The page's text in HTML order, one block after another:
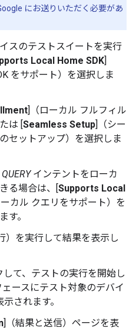
にお送りいただく必要があ
スのテストスイートを実行
Local Home SDK]
をサポート）を選択しま
]（ローカル フルフィル
は [Seamless Setup]（シー
セットアップ）を選択しま
QUERYインテントをローカ
る場合は、[Supports Local
カル クエリをサポート）を
す。
）を実行して結果を表示し
して、テストの実行を開始し
ェースにテスト対象のデバイ
されます。
]（結果と送信）ページを表